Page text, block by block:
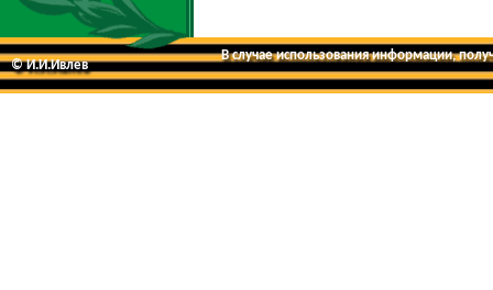
© И.И.Ивлев
В случае использования информации,